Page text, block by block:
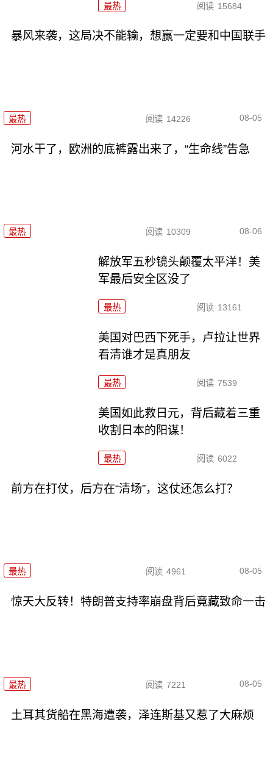
最热 阅读 15684
暴风来袭，这局决不能输，想赢一定要和中国联手
最热 阅读 14226 08-05
河水干了，欧洲的底裤露出来了，“生命线”告急
最热 阅读 10309 08-06
解放军五秒镜头颠覆太平洋！美
军最后安全区没了
最热 阅读 13161
美国对巴西下死手，卢拉让世界
看清谁才是真朋友
最热 阅读 7539
美国如此救日元，背后藏着三重
收割日本的阳谋！
最热 阅读 6022
前方在打仗，后方在“清场”，这仗还怎么打？
最热 阅读 4961 08-05
惊天大反转！特朗普支持率崩盘背后竟藏致命一击
最热 阅读 7221 08-05
土耳其货船在黑海遭袭，泽连斯基又惹了大麻烦